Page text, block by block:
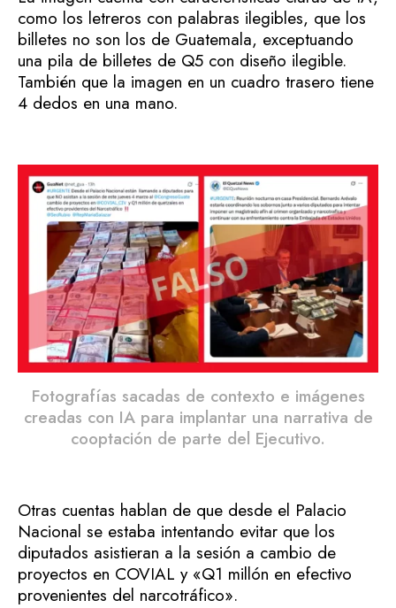
como los letreros con palabras ilegibles, que los
billetes no son los de Guatemala, exceptuando
una pila de billetes de Q5 con diseño ilegible.
También que la imagen en un cuadro trasero tiene
4 dedos en una mano.
Fotografías sacadas de contexto e imágenes
creadas con IA para implantar una narrativa de
cooptación de parte del Ejecutivo.
Otras cuentas hablan de que desde el Palacio
Nacional se estaba intentando evitar que los
diputados asistieran a la sesión a cambio de
proyectos en COVIAL y «Q1 millón en efectivo
provenientes del narcotráfico».